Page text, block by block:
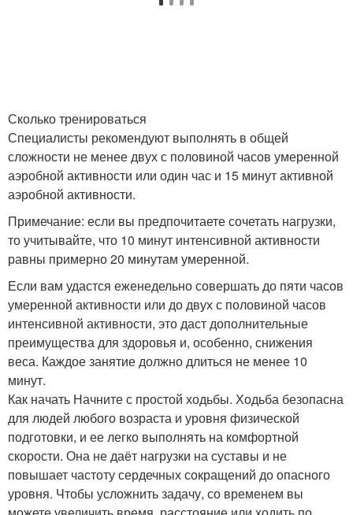
Сколько тренироваться
Специалисты рекомендуют выполнять в общей
сложности не менее двух с половиной часов умеренной
аэробной активности или один час и 15 минут активной
аэробной активности.
Примечание: если вы предпочитаете сочетать нагрузки,
то учитывайте, что 10 минут интенсивной активности
равны примерно 20 минутам умеренной.
Если вам удастся еженедельно совершать до пяти часов
умеренной активности или до двух с половиной часов
интенсивной активности, это даст дополнительные
преимущества для здоровья и, особенно, снижения
веса. Каждое занятие должно длиться не менее 10
минут.
Как начать Начните с простой ходьбы. Ходьба безопасна
для людей любого возраста и уровня физической
подготовки, и ее легко выполнять на комфортной
скорости. Она не даёт нагрузки на суставы и не
повышает частоту сердечных сокращений до опасного
уровня. Чтобы усложнить задачу, со временем вы